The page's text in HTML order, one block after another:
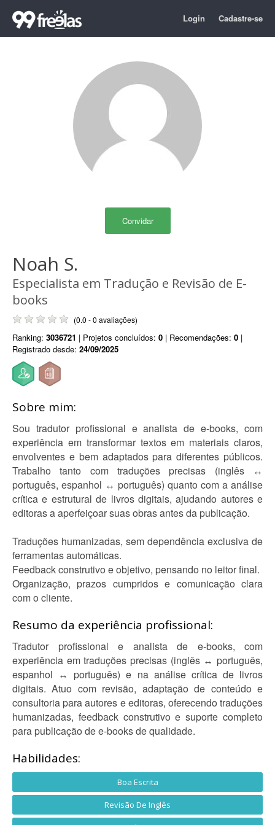
Login Cadastre-se
Convidar
Noah S.
Especialista em Tradução e Revisão de E-
books
(0.0 - 0 avaliações)
Ranking: 3036721 | Projetos concluídos: 0 | Recomendações: 0 |
Registrado desde: 24/09/2025
Sobre mim:
Sou tradutor profissional e analista de e-books, com
experiência em transformar textos em materiais claros,
envolventes e bem adaptados para diferentes públicos.
Trabalho tanto com traduções precisas (inglês ↔
português, espanhol ↔ português) quanto com a análise
crítica e estrutural de livros digitais, ajudando autores e
editoras a aperfeiçoar suas obras antes da publicação.
Traduções humanizadas, sem dependência exclusiva de
ferramentas automáticas.
Feedback construtivo e objetivo, pensando no leitor final.
Organização, prazos cumpridos e comunicação clara
com o cliente.
Resumo da experiência profissional:
Tradutor profissional e analista de e-books, com
experiência em traduções precisas (inglês ↔ português,
espanhol ↔ português) e na análise crítica de livros
digitais. Atuo com revisão, adaptação de conteúdo e
consultoria para autores e editoras, oferecendo traduções
humanizadas, feedback construtivo e suporte completo
para publicação de e-books de qualidade.
Habilidades:
Boa Escrita
Revisão De Inglês